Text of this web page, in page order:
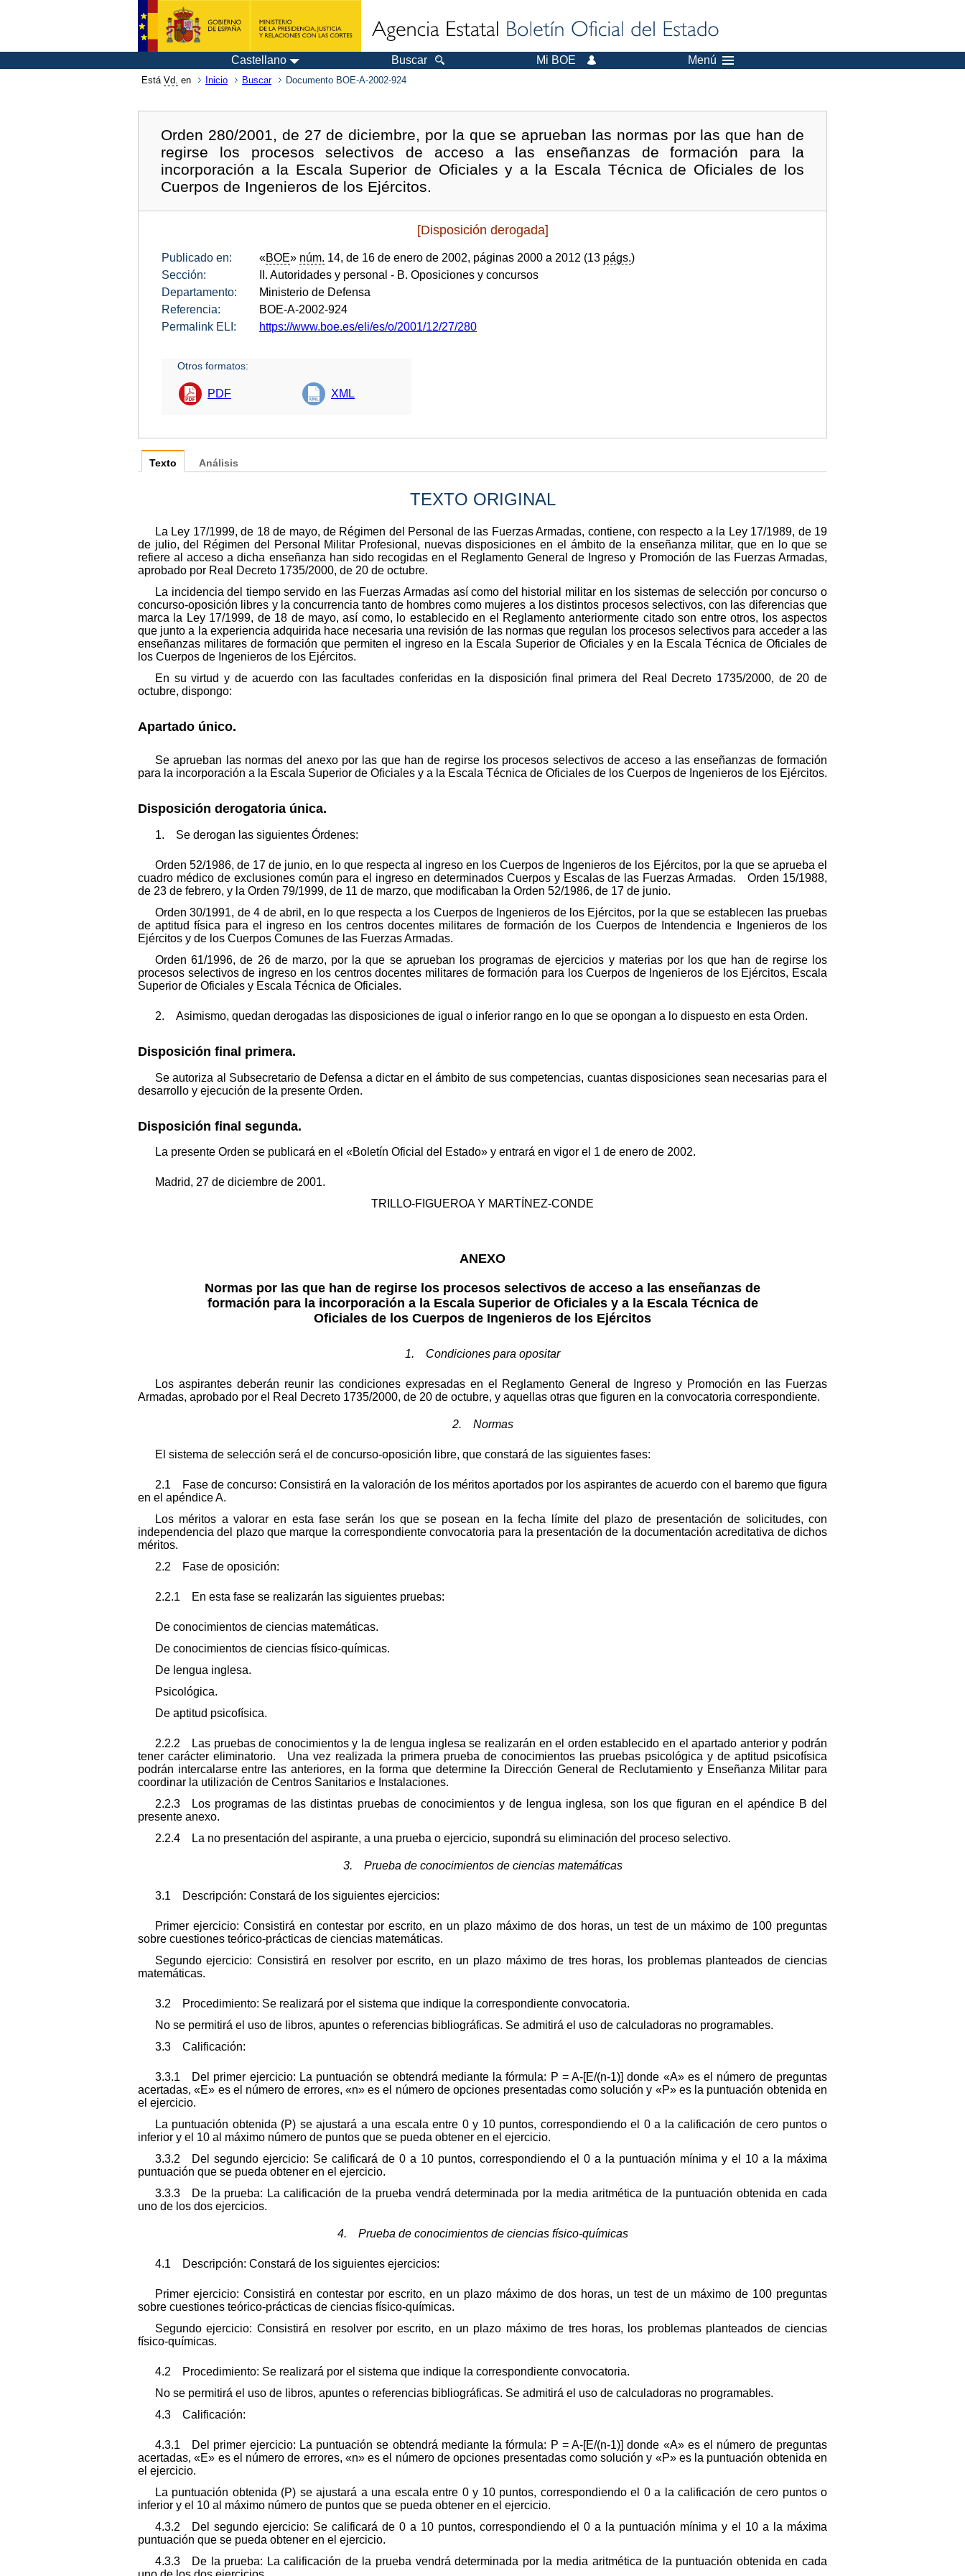
Castellano Buscar Mi BOE Menú
Está Vd. en Inicio Buscar Documento BOE-A-2002-924
Orden 280/2001, de 27 de diciembre, por la que se aprueban las normas por las que han de
regirse los procesos selectivos de acceso a las enseñanzas de formación para la
incorporación a la Escala Superior de Oficiales y a la Escala Técnica de Oficiales de los
Cuerpos de Ingenieros de los Ejércitos.
[Disposición derogada]
Publicado en: «BOE» núm. 14, de 16 de enero de 2002, páginas 2000 a 2012 (13 págs.)
Sección:
II. Autoridades y personal - B. Oposiciones y concursos
Departamento:
Ministerio de Defensa
Referencia:
BOE-A-2002-924
Permalink ELI:
https://www.boe.es/eli/es/o/2001/12/27/280
Otros formatos:
PDF XML
Texto
TEXTO ORIGINAL
La Ley 17/1999, de 18 de mayo, de Régimen del Personal de las Fuerzas Armadas, contiene, con respecto a la Ley 17/1989, de 19
de julio, del Régimen del Personal Militar Profesional, nuevas disposiciones en el ámbito de la enseñanza militar, que en lo que se
refiere al acceso a dicha enseñanza han sido recogidas en el Reglamento General de Ingreso y Promoción de las Fuerzas Armadas,
aprobado por Real Decreto 1735/2000, de 20 de octubre.
La incidencia del tiempo servido en las Fuerzas Armadas así como del historial militar en los sistemas de selección por concurso o
concurso-oposición libres y la concurrencia tanto de hombres como mujeres a los distintos procesos selectivos, con las diferencias que
marca la Ley 17/1999, de 18 de mayo, así como, lo establecido en el Reglamento anteriormente citado son entre otros, los aspectos
que junto a la experiencia adquirida hace necesaria una revisión de las normas que regulan los procesos selectivos para acceder a las
enseñanzas militares de formación que permiten el ingreso en la Escala Superior de Oficiales y en la Escala Técnica de Oficiales de
los Cuerpos de Ingenieros de los Ejércitos.
En su virtud y de acuerdo con las facultades conferidas en la disposición final primera del Real Decreto 1735/2000, de 20 de
octubre, dispongo:
Apartado único.
Se aprueban las normas del anexo por las que han de regirse los procesos selectivos de acceso a las enseñanzas de formación
para la incorporación a la Escala Superior de Oficiales y a la Escala Técnica de Oficiales de los Cuerpos de Ingenieros de los Ejércitos.
Disposición derogatoria única.
1. Se derogan las siguientes Órdenes:
Orden 52/1986, de 17 de junio, en lo que respecta al ingreso en los Cuerpos de Ingenieros de los Ejércitos, por la que se aprueba el
cuadro médico de exclusiones común para el ingreso en determinados Cuerpos y Escalas de las Fuerzas Armadas. Orden 15/1988,
de 23 de febrero, y la Orden 79/1999, de 11 de marzo, que modificaban la Orden 52/1986, de 17 de junio.
Orden 30/1991, de 4 de abril, en lo que respecta a los Cuerpos de Ingenieros de los Ejércitos, por la que se establecen las pruebas
de aptitud física para el ingreso en los centros docentes militares de formación de los Cuerpos de Intendencia e Ingenieros de los
Ejércitos y de los Cuerpos Comunes de las Fuerzas Armadas.
Orden 61/1996, de 26 de marzo, por la que se aprueban los programas de ejercicios y materias por los que han de regirse los
procesos selectivos de ingreso en los centros docentes militares de formación para los Cuerpos de Ingenieros de los Ejércitos, Escala
Superior de Oficiales y Escala Técnica de Oficiales.
2. Asimismo, quedan derogadas las disposiciones de igual o inferior rango en lo que se opongan a lo dispuesto en esta Orden.
Disposición final primera.
Se autoriza al Subsecretario de Defensa a dictar en el ámbito de sus competencias, cuantas disposiciones sean necesarias para el
desarrollo y ejecución de la presente Orden.
Disposición final segunda.
La presente Orden se publicará en el «Boletín Oficial del Estado» y entrará en vigor el 1 de enero de 2002.
Madrid, 27 de diciembre de 2001.
TRILLO-FIGUEROA Y MARTÍNEZ-CONDE
ANEXO
Normas por las que han de regirse los procesos selectivos de acceso a las enseñanzas de
formación para la incorporación a la Escala Superior de Oficiales y a la Escala Técnica de
Oficiales de los Cuerpos de Ingenieros de los Ejércitos
1. Condiciones para opositar
Los aspirantes deberán reunir las condiciones expresadas en el Reglamento General de Ingreso y Promoción en las Fuerzas
Armadas, aprobado por el Real Decreto 1735/2000, de 20 de octubre, y aquellas otras que figuren en la convocatoria correspondiente.
2. Normas
El sistema de selección será el de concurso-oposición libre, que constará de las siguientes fases:
2.1 Fase de concurso: Consistirá en la valoración de los méritos aportados por los aspirantes de acuerdo con el baremo que figura
en el apéndice A.
Los méritos a valorar en esta fase serán los que se posean en la fecha límite del plazo de presentación de solicitudes, con
independencia del plazo que marque la correspondiente convocatoria para la presentación de la documentación acreditativa de dichos
méritos.
2.2 Fase de oposición:
2.2.1 En esta fase se realizarán las siguientes pruebas:
De conocimientos de ciencias matemáticas.
De conocimientos de ciencias físico-químicas.
De lengua inglesa.
Psicológica.
De aptitud psicofísica.
2.2.2 Las pruebas de conocimientos y la de lengua inglesa se realizarán en el orden establecido en el apartado anterior y podrán
tener carácter eliminatorio. Una vez realizada la primera prueba de conocimientos las pruebas psicológica y de aptitud psicofísica
podrán intercalarse entre las anteriores, en la forma que determine la Dirección General de Reclutamiento y Enseñanza Militar para
coordinar la utilización de Centros Sanitarios e Instalaciones.
2.2.3 Los programas de las distintas pruebas de conocimientos y de lengua inglesa, son los que figuran en el apéndice B del
presente anexo.
2.2.4 La no presentación del aspirante, a una prueba o ejercicio, supondrá su eliminación del proceso selectivo.
3. Prueba de conocimientos de ciencias matemáticas
3.1 Descripción: Constará de los siguientes ejercicios:
Primer ejercicio: Consistirá en contestar por escrito, en un plazo máximo de dos horas, un test de un máximo de 100 preguntas
sobre cuestiones teórico-prácticas de ciencias matemáticas.
Segundo ejercicio: Consistirá en resolver por escrito, en un plazo máximo de tres horas, los problemas planteados de ciencias
matemáticas.
3.2 Procedimiento: Se realizará por el sistema que indique la correspondiente convocatoria.
No se permitirá el uso de libros, apuntes o referencias bibliográficas. Se admitirá el uso de calculadoras no programables.
3.3 Calificación:
3.3.1 Del primer ejercicio: La puntuación se obtendrá mediante la fórmula: P = A-[E/(n-1)] donde «A» es el número de preguntas
acertadas, «E» es el número de errores, «n» es el número de opciones presentadas como solución y «P» es la puntuación obtenida en
el ejercicio.
La puntuación obtenida (P) se ajustará a una escala entre 0 y 10 puntos, correspondiendo el 0 a la calificación de cero puntos o
inferior y el 10 al máximo número de puntos que se pueda obtener en el ejercicio.
3.3.2 Del segundo ejercicio: Se calificará de 0 a 10 puntos, correspondiendo el 0 a la puntuación mínima y el 10 a la máxima
puntuación que se pueda obtener en el ejercicio.
3.3.3 De la prueba: La calificación de la prueba vendrá determinada por la media aritmética de la puntuación obtenida en cada
uno de los dos ejercicios.
4. Prueba de conocimientos de ciencias físico-químicas
4.1 Descripción: Constará de los siguientes ejercicios:
Primer ejercicio: Consistirá en contestar por escrito, en un plazo máximo de dos horas, un test de un máximo de 100 preguntas
sobre cuestiones teórico-prácticas de ciencias físico-químicas.
Segundo ejercicio: Consistirá en resolver por escrito, en un plazo máximo de tres horas, los problemas planteados de ciencias
físico-químicas.
4.2 Procedimiento: Se realizará por el sistema que indique la correspondiente convocatoria.
No se permitirá el uso de libros, apuntes o referencias bibliográficas. Se admitirá el uso de calculadoras no programables.
4.3 Calificación:
4.3.1 Del primer ejercicio: La puntuación se obtendrá mediante la fórmula: P = A-[E/(n-1)] donde «A» es el número de preguntas
acertadas, «E» es el número de errores, «n» es el número de opciones presentadas como solución y «P» es la puntuación obtenida en
el ejercicio.
La puntuación obtenida (P) se ajustará a una escala entre 0 y 10 puntos, correspondiendo el 0 a la calificación de cero puntos o
inferior y el 10 al máximo número de puntos que se pueda obtener en el ejercicio.
4.3.2 Del segundo ejercicio: Se calificará de 0 a 10 puntos, correspondiendo el 0 a la puntuación mínima y el 10 a la máxima
puntuación que se pueda obtener en el ejercicio.
4.3.3 De la prueba: La calificación de la prueba vendrá determinada por la media aritmética de la puntuación obtenida en cada
Análisis